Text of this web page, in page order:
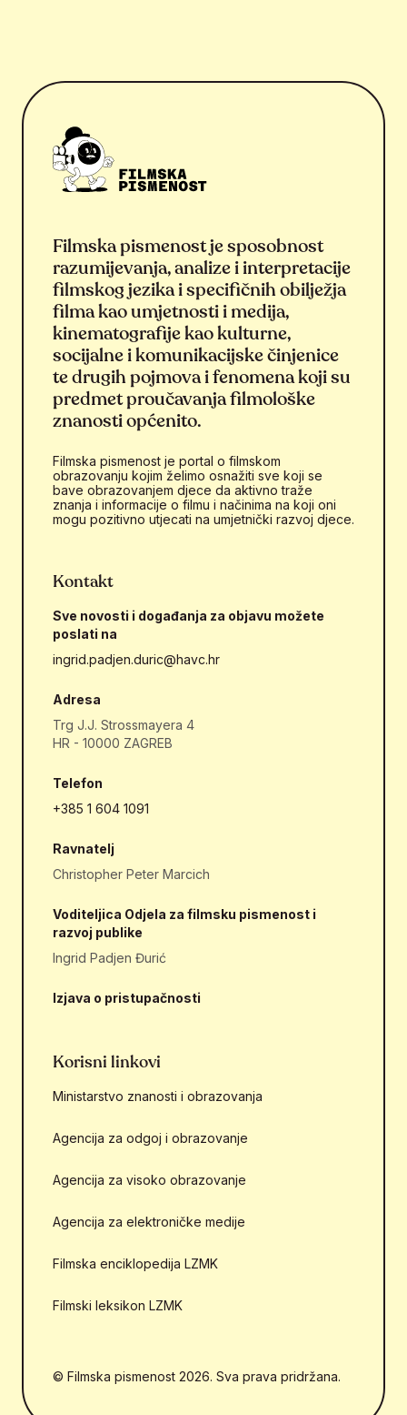
Filmska pismenost je sposobnost
razumijevanja, analize i interpretacije
filmskog jezika i specifičnih obilježja
filma kao umjetnosti i medija,
kinematografije kao kulturne,
socijalne i komunikacijske činjenice
te drugih pojmova i fenomena koji su
predmet proučavanja filmološke
znanosti općenito.
Filmska pismenost je portal o filmskom
obrazovanju kojim želimo osnažiti sve koji se
bave obrazovanjem djece da aktivno traže
znanja i informacije o filmu i načinima na koji oni
mogu pozitivno utjecati na umjetnički razvoj djece.
Kontakt
Sve novosti i događanja za objavu možete
poslati na
ingrid.padjen.duric@havc.hr
Adresa
Trg J.J. Strossmayera 4
HR - 10000 ZAGREB
Telefon
+385 1 604 1091
Ravnatelj
Christopher Peter Marcich
Voditeljica Odjela za filmsku pismenost i
razvoj publike
Ingrid Padjen Đurić
Izjava o pristupačnosti
Korisni linkovi
Ministarstvo znanosti i obrazovanja
Agencija za odgoj i obrazovanje
Agencija za visoko obrazovanje
Agencija za elektroničke medije
Filmska enciklopedija LZMK
Filmski leksikon LZMK
© Filmska pismenost 2026. Sva prava pridržana.